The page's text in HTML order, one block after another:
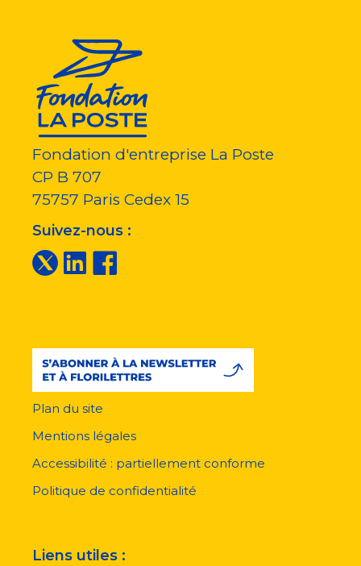
Fondation d'entreprise La Poste
CP B 707
75757 Paris Cedex 15
Suivez-nous :
pied
page
Plan du site
Mentions légales
Accessibilité : partiellement conforme
Politique de confidentialité
Liens utiles :